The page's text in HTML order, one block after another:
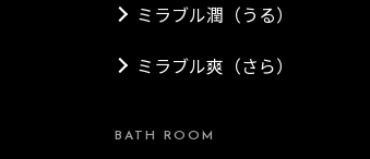
ミラブル潤（うる）
ミラブル爽（さら）
BATH ROOM